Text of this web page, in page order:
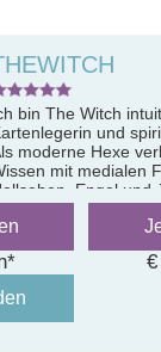
bin The Witch
und
moderne Hexe
mit medialen
Engel und
*